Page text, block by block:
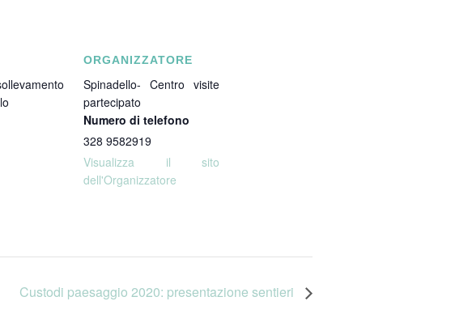
ORGANIZZATORE
Spinadello- Centro visite
partecipato
Numero di telefono
328 9582919
Visualizza il sito
dell'Organizzatore
Custodi paesaggio 2020: presentazione sentieri